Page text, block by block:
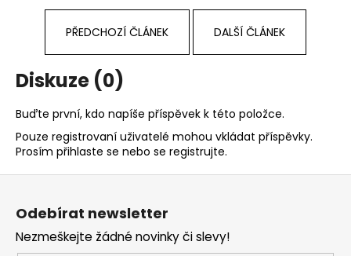
PŘEDCHOZÍ ČLÁNEK DALŠÍ ČLÁNEK
Diskuze (0)
Buďte první, kdo napíše příspěvek k této položce.
Pouze registrovaní uživatelé mohou vkládat příspěvky.
Prosím přihlaste se nebo se registrujte.
Odebírat newsletter
Nezmeškejte žádné novinky či slevy!